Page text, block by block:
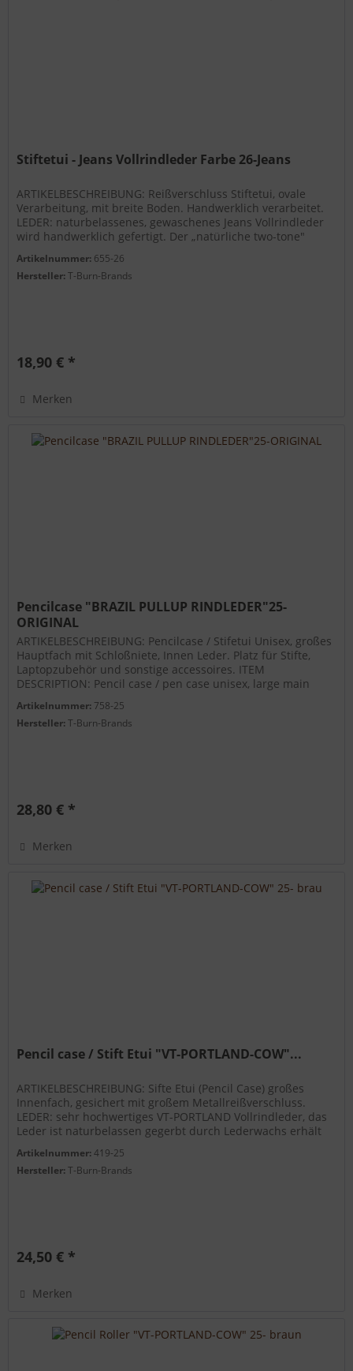
Stiftetui - Jeans Vollrindleder Farbe 26-Jeans
ARTIKELBESCHREIBUNG: Reißverschluss Stiftetui, ovale
Verarbeitung, mit breite Boden. Handwerklich verarbeitet.
LEDER: naturbelassenes, gewaschenes Jeans Vollrindleder
wird handwerklich gefertigt. Der „natürliche two‐tone"
Artikelnummer: 655-26
Hersteller:T-Burn-Brands
18,90 € *
Merken
Pencilcase "BRAZIL PULLUP RINDLEDER"25-
ORIGINAL
ARTIKELBESCHREIBUNG: Pencilcase / Stifetui Unisex, großes
Hauptfach mit Schloßniete, Innen Leder. Platz für Stifte,
Laptopzubehör und sonstige accessoires. ITEM
DESCRIPTION: Pencil case / pen case unisex, large main
Artikelnummer: 758-25
Hersteller:T-Burn-Brands
28,80 € *
Merken
Pencil case / Stift Etui "VT-PORTLAND-COW"...
ARTIKELBESCHREIBUNG: Sifte Etui (Pencil Case) großes
Innenfach, gesichert mit großem Metallreißverschluss.
LEDER: sehr hochwertiges VT-PORTLAND Vollrindleder, das
Leder ist naturbelassen gegerbt durch Lederwachs erhält
Artikelnummer:419-25
Hersteller:T-Burn-Brands
24,50 € *
Merken